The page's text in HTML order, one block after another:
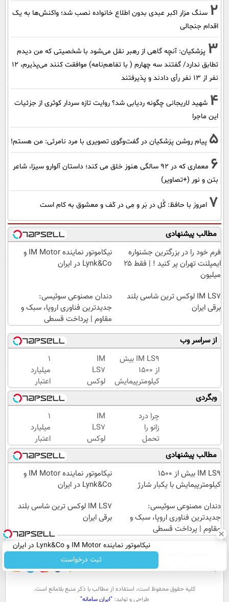
2 سنگ مزار اکبر عبدی بدون اطلاع خانواده نصب شد؛ واکنش‌ها به یک
اقدام جنجالی
3 پزشکیان‌: آنچه گاهی از رهبر نقل می‌شود با شخصیتی که من دیدم
تطابق ندارد/ گفتند سه چهارم ( با تفاهم‌نامه) موافقت کنند می‌پذیرم، 12
نفر از 13 نفر رأی دادند و پذیرفتند
4 شهید لاریجانی چگونه ردیابی شد؟ روایت تازه سردار کوثری از جزئیات
این ماجرا
5 پیام روشن پزشکیان در گفت‌و‌گوی تصویری با مرد نامرئی: من هستم!
6
معماری که در 92 سالگی هنوز خلق می کند؛ داستان آلوارو سیزا، شاعر
بتن و نور (+تصاویر)
7 امروز با حافظ: گُل در بَر و مِی در کَف و معشوق به کام است
مطالب پیشنهادی
فرم خود را در بزرگترین جشنواره
ایمپلنت تهران پر کنید ! | فقط ۲۵
میلیون
نیکاموتور نماینده IM Motor و
Lynk&Co در ایران
IM LS7 لوکس ترین شاسی بلند
برقی ایران
دندان مصنوعی سوئیسی:
جدیدترین فناوری اروپا، سبک و
مقاوم | پرداخت قسطی
از سراسر وب
IM LS9 بیش
از 1500
کیلومترپیمایش
با یکبار شارژ
IM
LS7
لوکس
ترین
شاسی
بلند
برقی
ایران
۱
میلیارد
اعتبار
خرید
طلا |
بدون
ضامن
و چک
وبگردی
چرا درد
زانو را
تحمل
می‌کنی؟
خیلی
ساده
درمنزل
کن
IM
LS7
لوکس
ترین
شاسی
بلند
برقی
۱
میلیارد
اعتبار
خرید
طلا |
بدون
مطالب پیشنهادی
IM LS9 بیش از 1500
کیلومترپیمایش با یکبار شارژ
نیکاموتور نماینده IM Motor و
Lynk&Co در ایران
دندان مصنوعی سوئیسی:
جدیدترین فناوری اروپا، سبک و
مقاوم | پرداخت قسطی
IM LS7 لوکس ترین شاسی بلند
برقی ایران
نیکاموتور نماینده IM Motor و Lynk&Co در ایران
ثبت درخواست
عصر ایران۲ درباره عصرایران تماس با ما
آب و هوا اوقات شرعی سواد زندگی
كليه حقوق محفوظ است، استفاده از مطالب با ذكر منبع بلامانع است.
طراحی و تولید:"ایران سامانه"